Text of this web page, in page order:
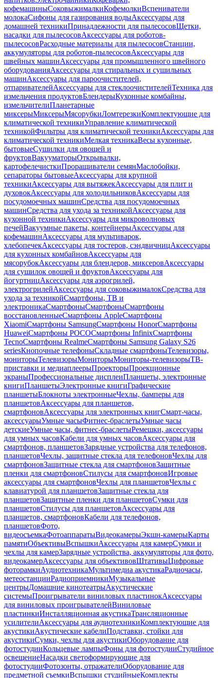
кофемашиныСоковыжималкиКофемолкиВспениватели
молокаСифоны для газирования водыАксессуары для
домашней техникиПринадлежности для пылесосовЩетки,
насадки для пылесосовАксессуары для роботов-
пылесосовРасходные материалы для пылесосовСтанции,
аккумуляторы для роботов-пылесосовАксессуары для
швейных машинАксессуары для промышленного швейного
оборудованияАксессуары для стиральных и сушильных
машинАксессуары для пароочистителей,
отпаривателейАксессуары для стеклоочистителейТехника для
измельчения продуктовБлендерыКухонные комбайны,
измельчителиПланетарные
миксерыМиксерыМясорубкиЛомтерезкиКомплектующие для
климатической техникиУправление климатической
техникойФильтры для климатической техникиАксессуары для
климатической техникиМелкая техникаВесы кухонные,
бытовыеСушилки для овощей и
фруктовВакууматорыОткрывалки,
картофелечисткиПроращиватели семянМаслобойки,
сепараторы бытовыеАксессуары для крупной
техникиАксессуары для вытяжекАксессуары для плит и
духовокАксессуары для холодильниковАксессуары для
посудомоечных машинСредства для посудомоечных
машинСредства для ухода за техникойАксессуары для
кухонной техникиАксессуары для микроволновых
печейВакуумные пакеты, контейнерыАксессуары для
кофемашинАксессуары для мультиварок,
хлебопечекАксессуары для тостеров, сэндвичницАксессуары
для кухонных комбайновАксессуары для
мясорубокАксессуары для блендеров, миксеровАксессуары
для сушилок овощей и фруктовАксессуары для
йогуртницАксессуары для аэрогрилей,
электрогрилейАксессуары для соковыжималокСредства для
ухода за техникойСмартфоны, ТВ и
электроникаСмартфоныСмартфоныСмартфоны
восстановленныеСмартфоны AppleСмартфоны
XiaomiСмартфоны SamsungСмартфоны HonorСмартфоны
HuaweiСмартфоны POCOСмартфоны InfinixСмартфоны
TecnoСмартфоны RealmeСмартфоны Samsung Galaxy S26
seriesКнопочные телефоныСкладные смартфоныТелевизоры,
мониторыТелевизорыМониторыМониторы-телевизорыТВ-
приставки и медиаплеерыПроекторыПроекционные
экраныПрофессиональные дисплеиПланшеты, электронные
книгиПланшетыЭлектронные книгиГрафические
планшетыБлокноты электронныеЧехлы, бамперы для
планшетовАксессуары для планшетов,
смартфоновАксессуары для электронных книгСмарт-часы,
аксессуарыУмные часыФитнес-браслетыУмные часы
детскиеУмные часы, фитнес-браслетыРемешки, аксессуары
для умных часовКабели для умных часовАксессуары для
смартфонов, планшетовЗарядные устройства для телефонов,
планшетовЧехлы, защитные стекла для телефоновЧехлы для
смартфоновЗащитные стекла для смартфоновЗащитные
пленки для смартфоновСтилусы для смартфоновИгровые
аксессуары для смартфоновЧехлы для планшетовЧехлы с
клавиатурой для планшетовЗащитные стекла для
планшетовЗащитные пленки для планшетовСумки для
планшетовСтилусы для планшетовАксессуары для
планшетов, смартфоновКабели для телефонов,
планшетовФото,
видеосъемкаФотоаппаратыВидеокамерыЭкшн-камерыКарты
памятиОбъективыВспышкиАксессуары для камерСумки и
чехлы для камерЗарядные устройства, аккумуляторы для фото,
видеокамерАксессуары для объективовШтативыЦифровые
фоторамкиАудиотехникаМультимедиа акустикаРадиочасы,
метеостанцииРадиоприемникиМузыкальные
центрыДомашние кинотеатрыАкустические
системыПроигрыватели виниловых пластинокАксессуары
для виниловых проигрывателейВиниловые
пластинкиИнсталляционная акустикаТрансляционные
усилителиАксессуары для аудиотехникиКомплектующие для
акустикиАкустические кабелиПодставки, стойки для
акустикиСумки, чехлы для акустикиОборудование для
фотостудииКольцевые лампыФоны для фотостудииСтудийное
освещениеНасадки светоформирующие для
фотостудииФотозонты, отражателиОборудование для
предметной съемкиВспышки студийныеКомплекты